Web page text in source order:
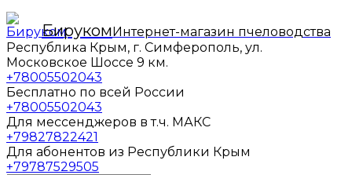
БирукомИнтернет-магазин пчеловодства
Республика Крым, г. Симферополь, ул.
Московское Шоссе 9 км.
+78005502043
Бесплатно по всей России
+78005502043
Для мессенджеров в т.ч. МАКС
+79827822421
Для абонентов из Республики Крым
+79787529505